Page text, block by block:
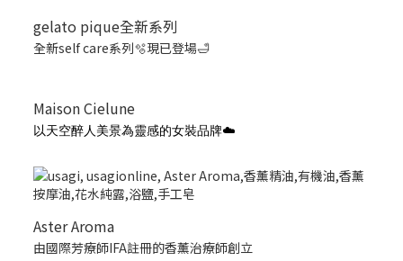
gelato pique全新系列
全新self care系列🫧現已登場🛁
Maison Cielune
以天空醉人美景為靈感的女裝品牌☁️
Aster Aroma
由國際芳療師IFA註冊的香薰治療師創立